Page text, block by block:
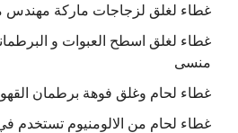
غطاء لغلق لزجاجات ماركة مهندس
غطاء لغلق اسطح العبوات و
منسى
غطاء لحام وغلق فوهة برطمان
غطاء لحام من الالومنيوم تستخدم